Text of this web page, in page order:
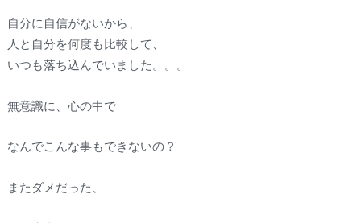
自分に自信がないから、
人と自分を何度も比較して、
いつも落ち込んでいました。。。
無意識に、心の中で
なんでこんな事もできないの？
またダメだった、